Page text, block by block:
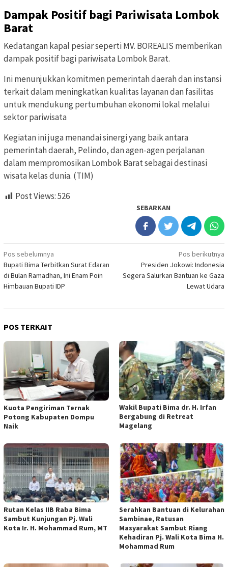
Dampak Positif bagi Pariwisata Lombok
Barat
Kedatangan kapal pesiar seperti MV. BOREALIS memberikan
dampak positif bagi pariwisata Lombok Barat.
Ini menunjukkan komitmen pemerintah daerah dan instansi
terkait dalam meningkatkan kualitas layanan dan fasilitas
untuk mendukung pertumbuhan ekonomi lokal melalui
sektor pariwisata
Kegiatan ini juga menandai sinergi yang baik antara
pemerintah daerah, Pelindo, dan agen-agen perjalanan
dalam mempromosikan Lombok Barat sebagai destinasi
wisata kelas dunia. (TIM)
Post Views:526
SEBARKAN
Navigasi
pos
Pos sebelumnya
Bupati Bima Terbitkan Surat Edaran
di Bulan Ramadhan, Ini Enam Poin
Himbauan Bupati IDP
Pos berikutnya
Presiden Jokowi: Indonesia
Segera Salurkan Bantuan ke Gaza
Lewat Udara
POS TERKAIT
Kuota Pengiriman Ternak
Potong Kabupaten Dompu
Naik
Wakil Bupati Bima dr. H. Irfan
Bergabung di Retreat
Magelang
Rutan Kelas IIB Raba Bima
Sambut Kunjungan Pj. Wali
Kota Ir. H. Mohammad Rum, MT
Serahkan Bantuan di Kelurahan
Sambinae, Ratusan
Masyarakat Sambut Riang
Kehadiran Pj. Wali Kota Bima H.
Mohammad Rum